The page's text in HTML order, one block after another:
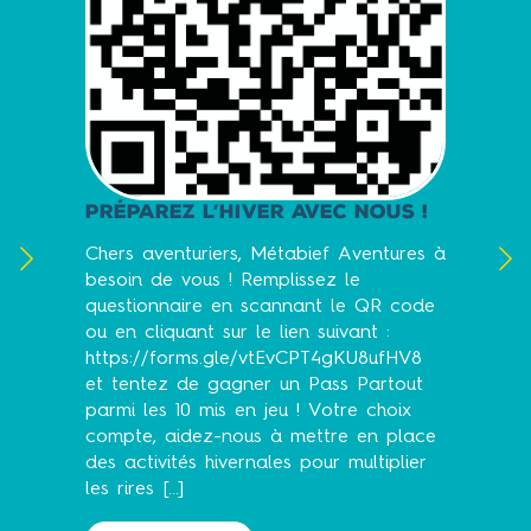
l’hiver avec nous !
Métabief Aventures à
! Remplissez le
en scannant le QR code
sur le lien suivant :
vtEvCPT4gKU8ufHV8
gagner un Pass Partout
mis en jeu ! Votre choix
nous à mettre en place
hivernales pour multiplier
futures aventures de
Aventures ? 🌲✨
Nous préparons
nouveau projet pour
aimerions connaître
📝 Répondez à notre
seulement quelques
contribuez à imaginer
expériences qui
petits comme des
👉 Questionnaire :
https://forms.gle/
🎁 En participant,
automatiquement
sort pour tenter de
10 Pass Partout mis